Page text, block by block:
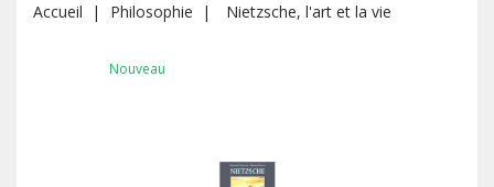
Accueil Philosophie Nietzsche, l'art et la vie
Nouveau